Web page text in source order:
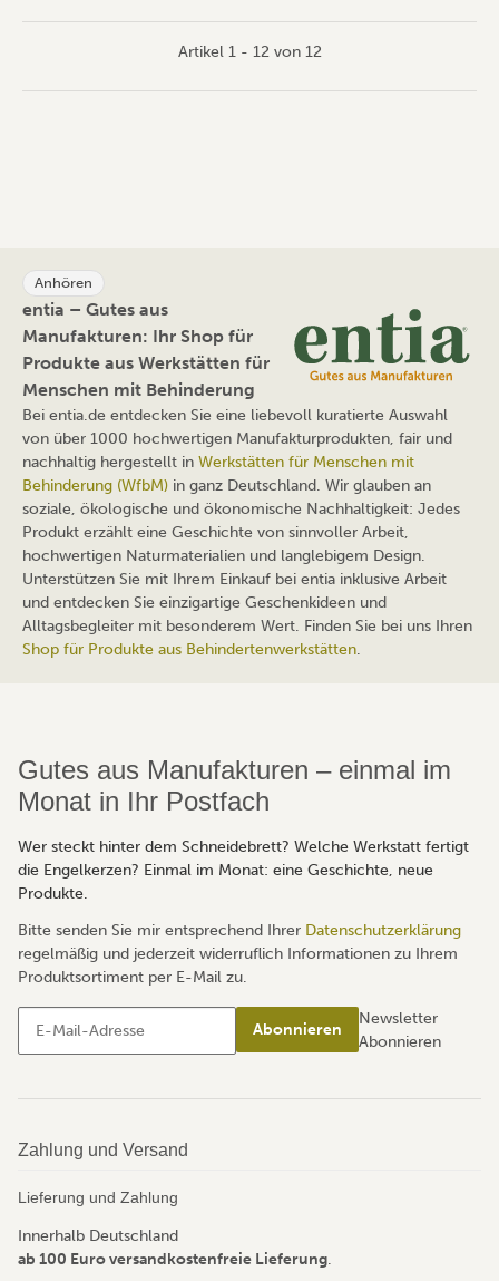
Artikel 1 - 12 von 12
Anhören
entia – Gutes aus
Manufakturen: Ihr Shop für
Produkte aus Werkstätten für
Menschen mit Behinderung
Bei entia.de entdecken Sie eine liebevoll kuratierte Auswahl
von über 1000 hochwertigen Manufakturprodukten, fair und
nachhaltig hergestellt in Werkstätten für Menschen mit
Behinderung (WfbM) in ganz Deutschland. Wir glauben an
soziale, ökologische und ökonomische Nachhaltigkeit: Jedes
Produkt erzählt eine Geschichte von sinnvoller Arbeit,
hochwertigen Naturmaterialien und langlebigem Design.
Unterstützen Sie mit Ihrem Einkauf bei entia inklusive Arbeit
und entdecken Sie einzigartige Geschenkideen und
Alltagsbegleiter mit besonderem Wert. Finden Sie bei uns Ihren
Shop für Produkte aus Behindertenwerkstätten.
Gutes aus Manufakturen – einmal im
Monat in Ihr Postfach
Wer steckt hinter dem Schneidebrett? Welche Werkstatt fertigt
die Engelkerzen? Einmal im Monat: eine Geschichte, neue
Produkte.
Bitte senden Sie mir entsprechend Ihrer Datenschutzerklärung
regelmäßig und jederzeit widerruflich Informationen zu Ihrem
Produktsortiment per E-Mail zu.
Abonnieren
Newsletter
Abonnieren
Zahlung und Versand
Lieferung und Zahlung
Innerhalb Deutschland
ab 100 Euro versandkostenfreie Lieferung.